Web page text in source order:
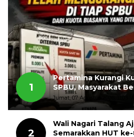
1
Pertamina Kurangi
SPBU, Masyarakat
Jumat, 07 Agustus 2026, 11:03
2
Wali Nagari Talang
Semarakkan HUT